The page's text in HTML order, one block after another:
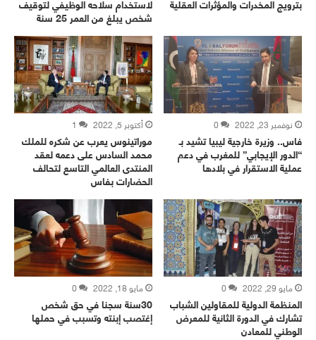
بترويج المخدرات والمؤثرات العقلية لاستخدام سلاحه الوظيفي لتوقيف
شخص يبلغ من العمر 25 سنة
نوفمبر 23, 2022 0
فاس.. وزيرة خارجية ليبيا تشيد بـ
“الدور الإيجابي” للمغرب في دعم
عملية الاستقرار في بلادها
أكتوبر 5, 2022 1
موراتينوس يعرب عن شكره للملك
محمد السادس على دعمه لعقد
المنتدى العالمي التاسع لتحالف
الحضارات بفاس
مايو 29, 2022 0
المنظمة الدولية للمقاولين الشباب
تشارك في الدورة الثانية للمعرض
الوطني للمعادن
مايو 18, 2022 0
30سنة سجنا في حق شخص
إغتصب إبنته وتسبب في حملها